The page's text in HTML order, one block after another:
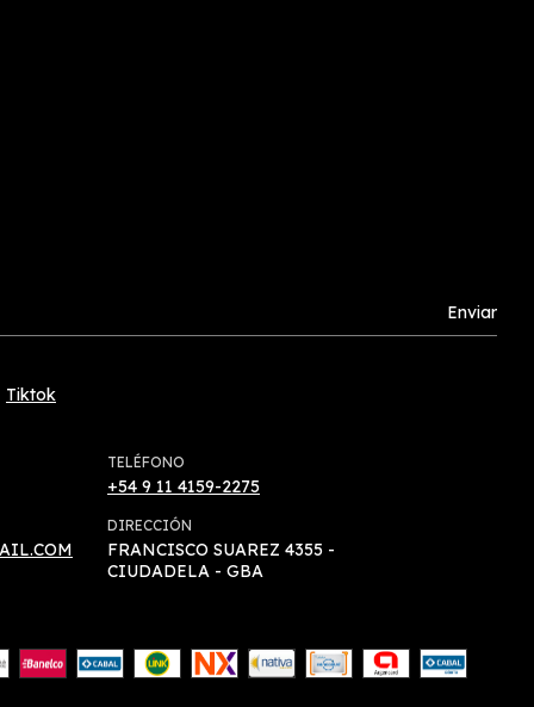
Tiktok
TELÉFONO
+54 9 11 4159-2275
DIRECCIÓN
FRANCISCO SUAREZ 4355 -
CIUDADELA - GBA